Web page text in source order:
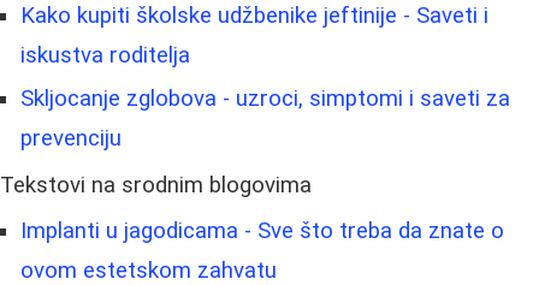
Kako kupiti školske udžbenike jeftinije - Saveti i
iskustva roditelja
Skljocanje zglobova - uzroci, simptomi i saveti za
prevenciju
Tekstovi na srodnim blogovima
Implanti u jagodicama - Sve što treba da znate o
ovom estetskom zahvatu